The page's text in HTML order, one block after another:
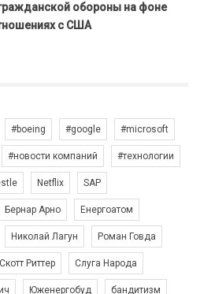
обороны на фоне
с США
#boeing #google #microsoft
#новости компаний #технологии
Netflix SAP
Бернар Арно Енергоатом
Николай Лагун Роман Говда
Скотт Риттер Слуга Народа
Юженергобуд бандитизм